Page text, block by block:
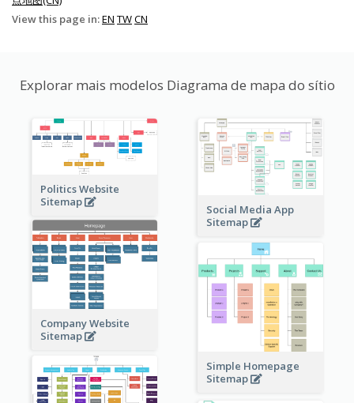
View this page in:EN TWCN
Explorar mais modelos Diagrama de mapa do sítio
Politics Website
Sitemap
Social Media App
Sitemap
Company Website
Sitemap
Simple Homepage
Sitemap